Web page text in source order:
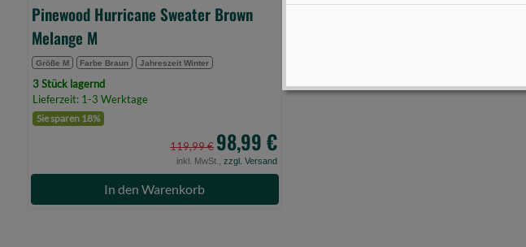
Pinewood Hurricane Sweater Brown
Melange M
Größe M Farbe Braun Jahreszeit Winter
3 Stück lagernd
Lieferzeit: 1-3 Werktage
Sie sparen 18%
119,99 € 98,99 €
inkl. MwSt., zzgl. Versand
In den Warenkorb